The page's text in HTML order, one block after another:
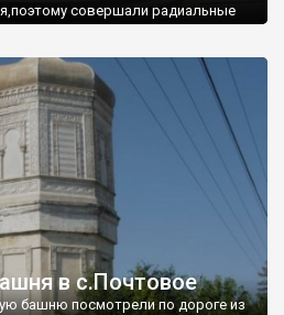
совершали радиальные
в с.Почтовое
башню посмотрели по дороге из